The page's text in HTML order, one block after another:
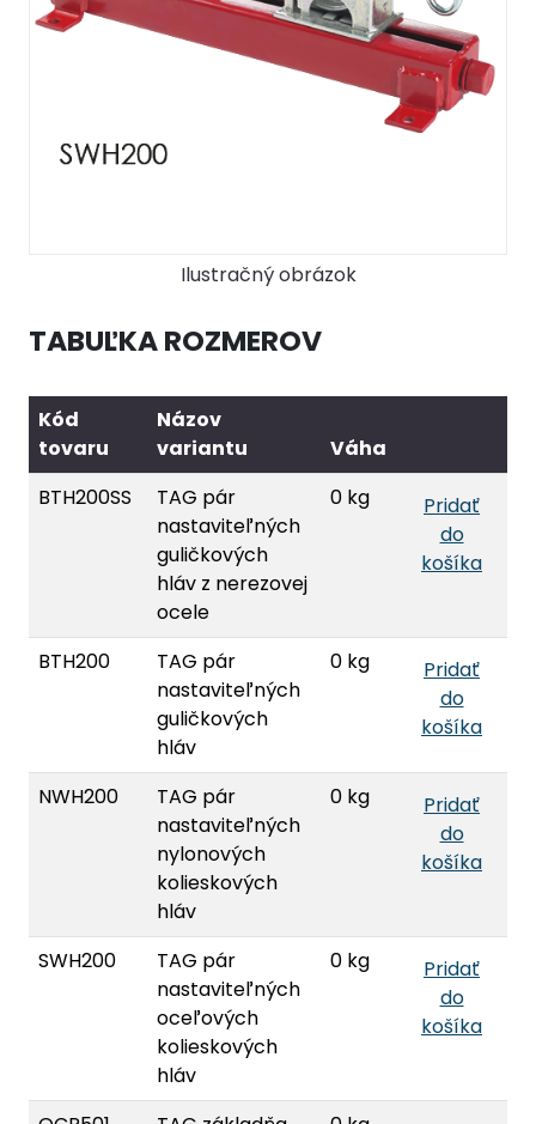
Ilustračný obrázok
TABUĽKA ROZMEROV
Kód
tovaru
Názov
variantu
Váha
BTH200SS
TAG pár
nastaviteľných
guličkových
hláv z nerezovej
ocele
0 kg
Pridať
do
košíka
BTH200
TAG pár
nastaviteľných
guličkových
hláv
0 kg
Pridať
do
košíka
NWH200
TAG pár
nastaviteľných
nylonových
kolieskových
hláv
0 kg
Pridať
do
košíka
SWH200
TAG pár
nastaviteľných
oceľových
kolieskových
hláv
0 kg
Pridať
do
košíka